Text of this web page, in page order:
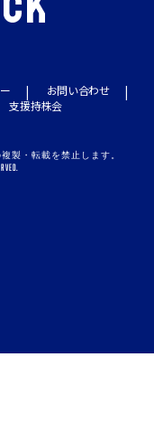
お問い合わせ
支援持株会
製・転載を禁止します。